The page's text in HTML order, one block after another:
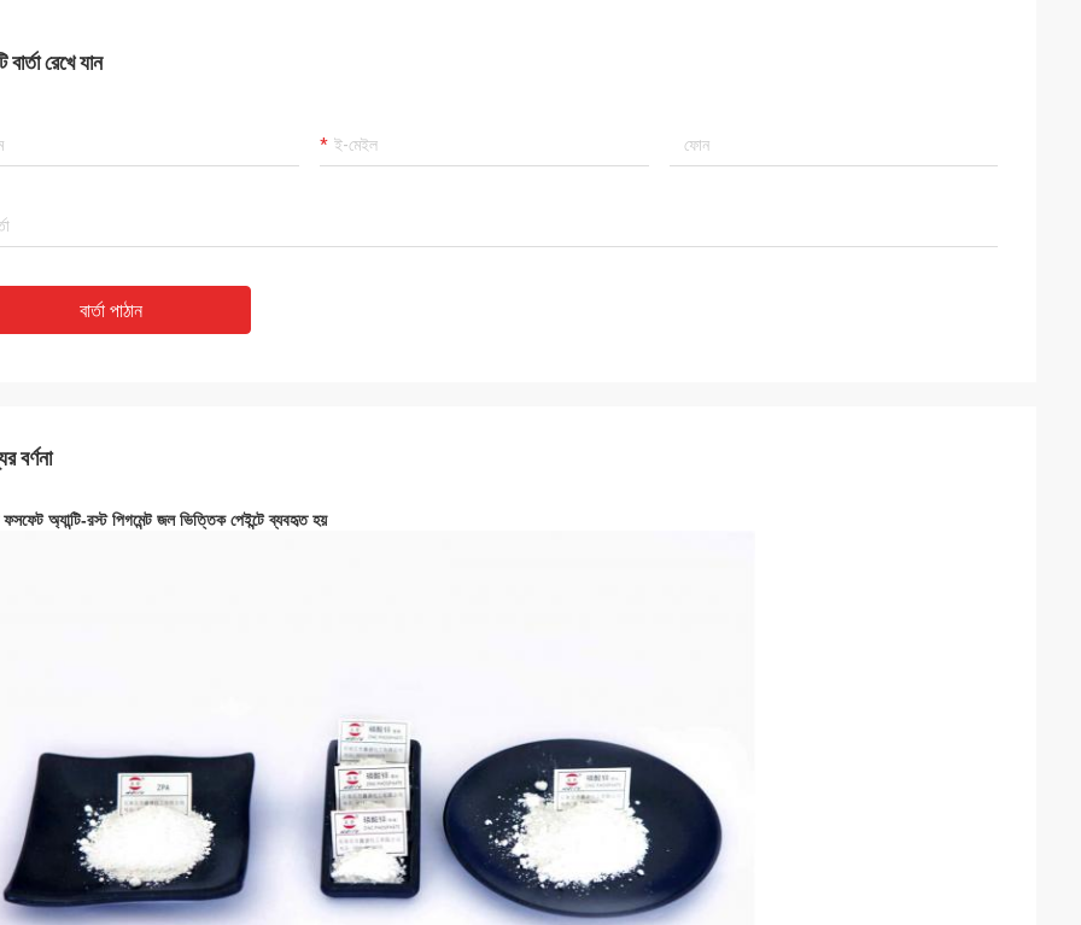
বার্তা রেখে যান
বার্তা পাঠান
বর্ণনা
অ্যান্টি-রস্ট পিগমেন্ট জল ভিত্তিক পেইন্টে ব্যবহৃত হয়